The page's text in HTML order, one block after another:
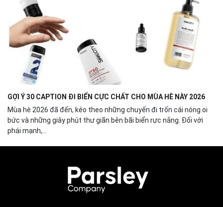
GỢI Ý 30 CAPTION ĐI BIỂN CỰC CHẤT CHO MÙA HÈ NÀY 2026
Mùa hè 2026 đã đến, kéo theo những chuyến đi trốn cái nóng oi
bức và những giây phút thư giãn bên bãi biển rực nắng. Đối với
phái mạnh,...